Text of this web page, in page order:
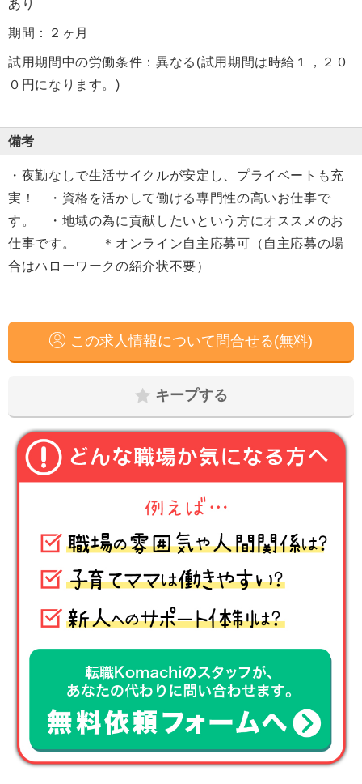
あり
期間：２ヶ月
試用期間中の労働条件：異なる(試用期間は時給１，２０
０円になります。)
備考
・夜勤なしで生活サイクルが安定し、プライベートも充
実！ ・資格を活かして働ける専門性の高いお仕事で
す。 ・地域の為に貢献したいという方にオススメのお
仕事です。 ＊オンライン自主応募可（自主応募の場
合はハローワークの紹介状不要）
この求人情報について問合せる(無料)
キープする